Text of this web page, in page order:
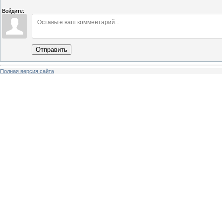
Войдите:
Отправить
Полная версия сайта